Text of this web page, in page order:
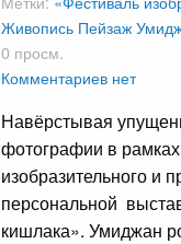
Живопись Пейзаж
0 просм.
Комментариев нет
Навёрстывая
фотографии в
изобразительного и
персональной
кишлака». Умиджан